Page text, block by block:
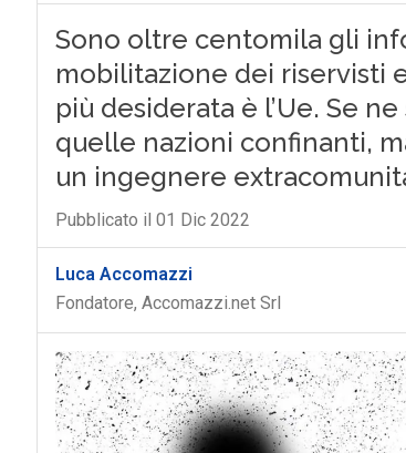
Sono oltre centomila gli
mobilitazione dei riservisti
più desiderata è l’Ue. Se
quelle nazioni confinanti,
un ingegnere
Pubblicato il 01 Dic 2022
Luca Accomazzi
Fondatore, Accomazzi.net Srl